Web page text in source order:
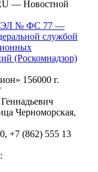
— Новостной
ЭЛ № ФС 77 —
службой
(Роскомнадзор)
156000 г.
Черноморская,
+7 (862) 555 13